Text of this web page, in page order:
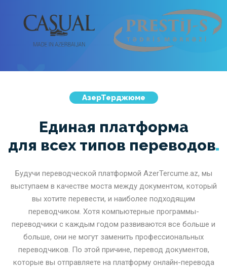
АзерТерджюме
Единая платформа
для всех типов переводов
Будучи переводческой платформой AzerTercume.az, мы
выступаем в качестве моста между документом, который
вы хотите перевести, и наиболее подходящим
переводчиком. Хотя компьютерные программы-
переводчики с каждым годом развиваются все больше и
больше, они не могут заменить профессиональных
переводчиков. По этой причине, перевод документов,
которые вы отправляете на платформу онлайн-перевода